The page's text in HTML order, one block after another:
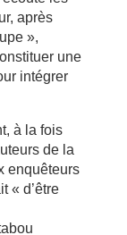
après
»,
une
intégrer
à la fois
de la
enquêteurs
« d’être